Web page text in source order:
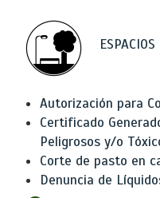
Autorización para
Certificado
Peligrosos y/o
Corte de pasto en
Denuncia de